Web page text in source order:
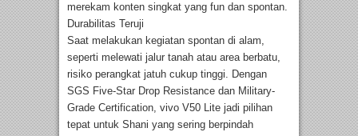
merekam konten singkat yang fun dan spontan.
Durabilitas Teruji
Saat melakukan kegiatan spontan di alam,
seperti melewati jalur tanah atau area berbatu,
risiko perangkat jatuh cukup tinggi. Dengan
SGS Five-Star Drop Resistance dan Military-
Grade Certification, vivo V50 Lite jadi pilihan
tepat untuk Shani yang sering berpindah